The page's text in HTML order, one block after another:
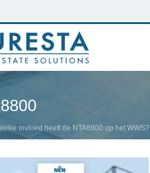
invloed heeft de NTA8800 op het WWS?